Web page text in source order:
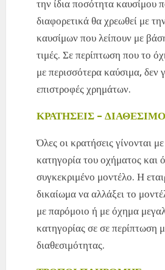
την ίδια ποσότητα καυσίμου
διαφορετικά θα χρεωθεί με
καυσίμων που λείπουν με
τιμές. Σε περίπτωση που το
με περισσότερα καύσιμα, δεν
επιστροφές χρημάτων.
ΚΡΑΤΗΣΕΙΣ –
Όλες οι κρατήσεις γίνονται
κατηγορία του οχήματος και
συγκεκριμένο μοντέλο. Η
δικαίωμα να αλλάξει το
με παρόμοιο ή με όχημα
κατηγορίας σε σε περίπτωση
διαθεσιμότητας.